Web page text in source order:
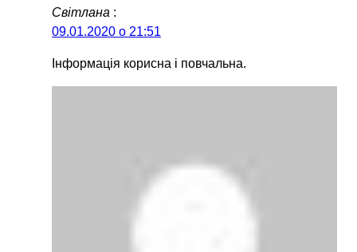
Світлана :
09.01.2020 о 21:51
Інформація корисна і повчальна.